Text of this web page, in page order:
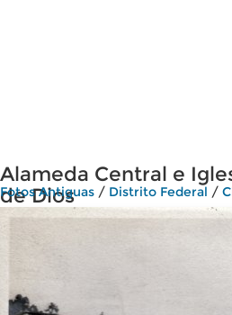
Alameda Central e
de Dios
Fotos Antiguas / Distrito Federal /